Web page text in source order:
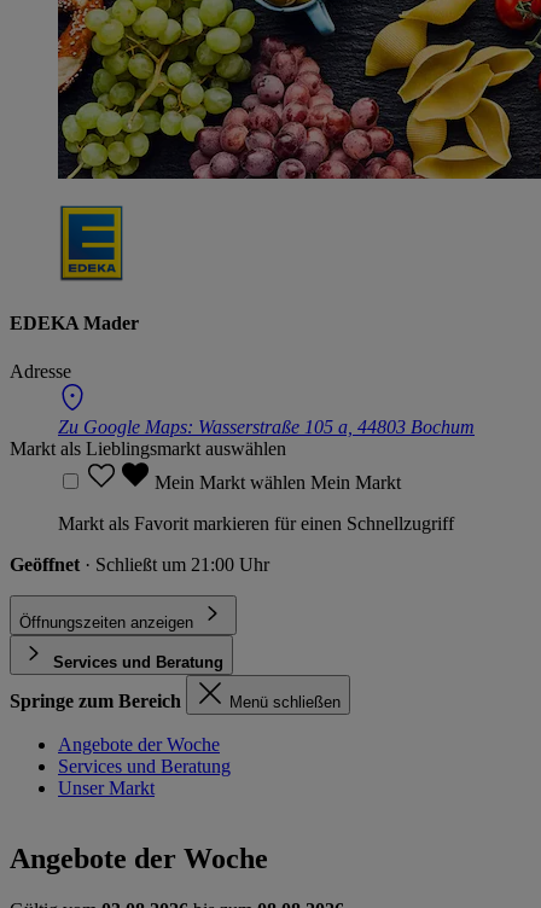
EDEKA Mader
Adresse
Zu Google Maps: Wasserstraße 105 a, 44803 Bochum
Markt als Lieblingsmarkt auswählen
Mein Markt wählen Mein Markt
Markt als Favorit markieren für einen Schnellzugriff
Geöffnet · Schließt um 21:00 Uhr
Öffnungszeiten anzeigen
Services und Beratung
Springe zum Bereich Menü schließen
Angebote der Woche
Services und Beratung
Unser Markt
Angebote der Woche